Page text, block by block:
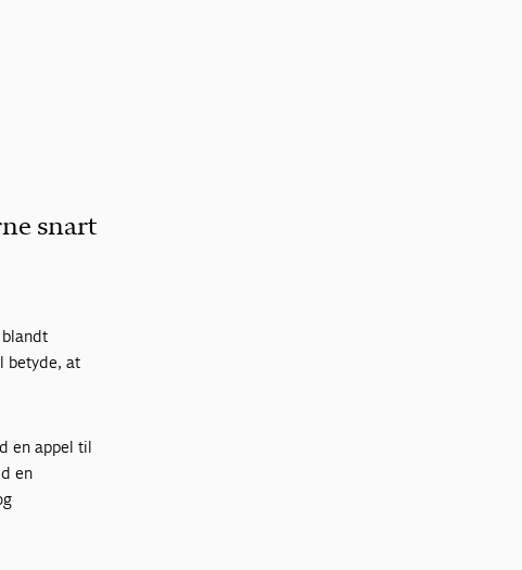
snart
betyde, at
en appel til
en